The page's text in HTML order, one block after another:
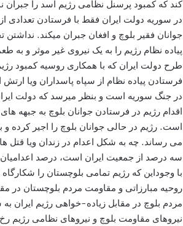
کند که کمبود پرسنل نظامی رژیم اسد را جبران
در سوریه دولت ایران فقط با فرستادن تعدادی
جوانان فقیر بلوچ و افغان جبران ميکند.
پیاده نظام رژیم را به یک نیروی غیر موثر و
طرح دولت ایران که با همکاری روسیه کمبود
فرستادن پیاده نظام از سپاه پاسداران ویا
در جنگ سوریه است و بنظر ميرسد که دولت
اقدام رژیم در فرستادن جوانان بلوچ به جبهه
است. رژیم در حالی جوانان بلوچ را اجیر کرده و
می رساند. چه به شکل اعدام در زندان ویا قتل
سه درصد از جمعیت ایران است، درصد اعدامیان بلوچ بیش از 20 درصدکل
با وجوداين که رژیم تمامی بلوچستان را
روحیه مبارزاتى و مقاومت مردم بلوچستان در
مردم بلوچ در مقابل زیاده-خواهی رژیم ایران
نیروهای مقاومت بلوچ و نیروهای نظامی رژیم